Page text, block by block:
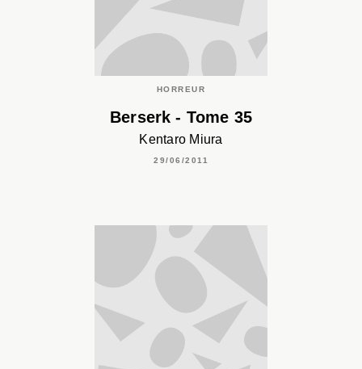
HORREUR
Berserk - Tome 35
Kentaro Miura
29/06/2011